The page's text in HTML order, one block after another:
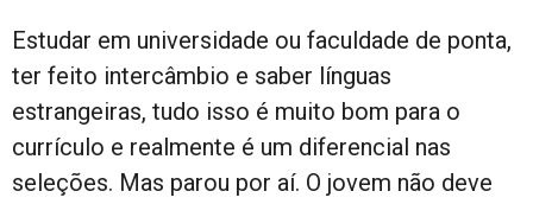
Estudar em universidade ou faculdade de ponta,
ter feito intercâmbio e saber línguas
estrangeiras, tudo isso é muito bom para o
currículo e realmente é um diferencial nas
seleções. Mas parou por aí. O jovem não deve